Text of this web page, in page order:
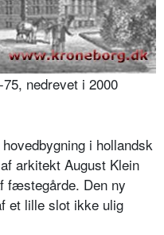
nedrevet i 2000
i hollandsk
arkitekt August Klein
fæstegårde. Den ny
et lille slot ikke ulig